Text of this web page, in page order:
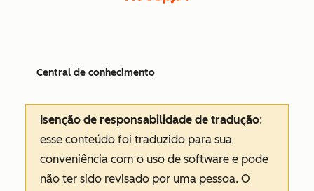
Central de conhecimento
Isenção de responsabilidade de tradução:
esse conteúdo foi traduzido para sua
conveniência com o uso de software e pode
não ter sido revisado por uma pessoa. O